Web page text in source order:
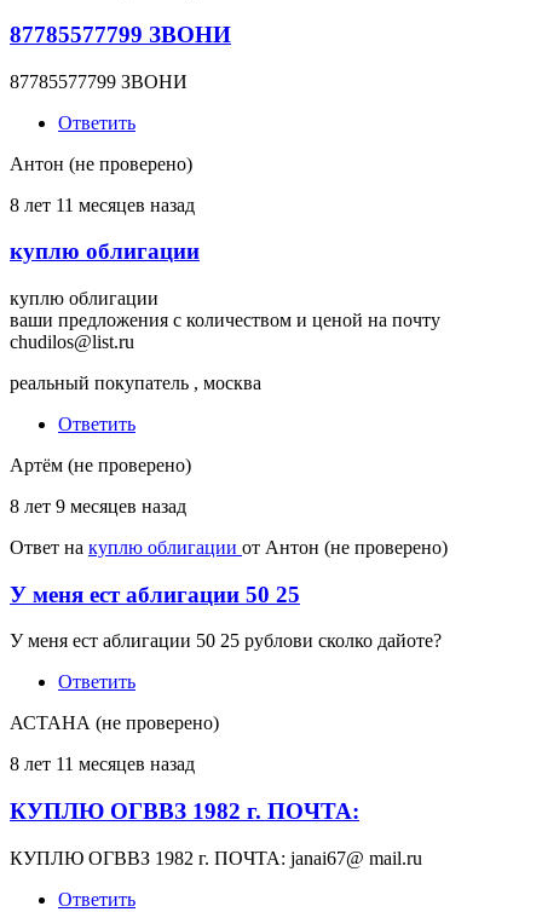
87785577799 ЗВОНИ
87785577799 ЗВОНИ
Ответить
Антон (не проверено)
8 лет 11 месяцев назад
куплю облигации
куплю облигации
ваши предложения с количеством и ценой на почту
chudilos@list.ru
реальный покупатель , москва
Ответить
Артём (не проверено)
8 лет 9 месяцев назад
Ответ на куплю облигации от Антон (не проверено)
У меня ест аблигации 50 25
У меня ест аблигации 50 25 рублови сколко дайоте?
Ответить
АСТАНА (не проверено)
8 лет 11 месяцев назад
КУПЛЮ ОГВВЗ 1982 г. ПОЧТА:
КУПЛЮ ОГВВЗ 1982 г. ПОЧТА: janai67@ mail.ru
Ответить